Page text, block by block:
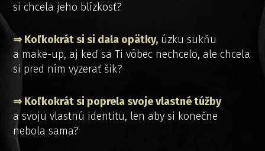
si chcela jeho blízkosť?
⇒ Koľkokrát si si dala opätky, úzku sukňu
a make-up, aj keď sa Ti vôbec nechcelo, ale chcela
si pred ním vyzerať šik?
⇒ Koľkokrát si poprela svoje vlastné túžby
a svoju vlastnú identitu, len aby si konečne
nebola sama?